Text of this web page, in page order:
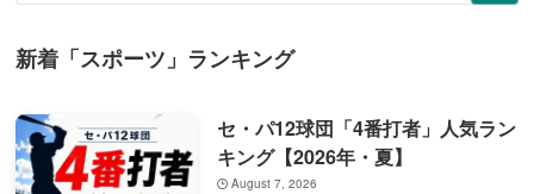
新着「スポーツ」ランキング
セ・パ12球団「4番打者」人気ラン
キング【2026年・夏】
August 7, 2026